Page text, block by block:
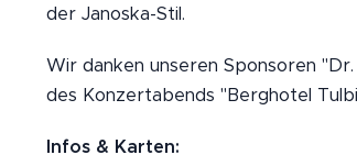
der Janoska-Stil.
Wir danken unseren Sponsoren
des Konzertabends "Berghotel
Infos & Karten: